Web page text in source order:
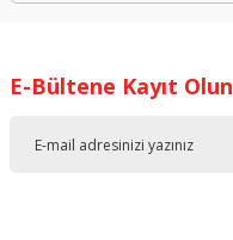
E-Bültene Kayıt Olun